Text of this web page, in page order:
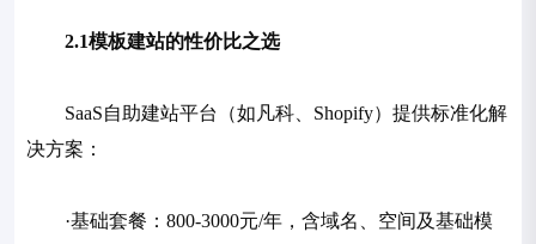
2.1模板建站的性价比之选
SaaS自助建站平台（如凡科、Shopify）提供标准化解
决方案：
·基础套餐：800-3000元/年，含域名、空间及基础模